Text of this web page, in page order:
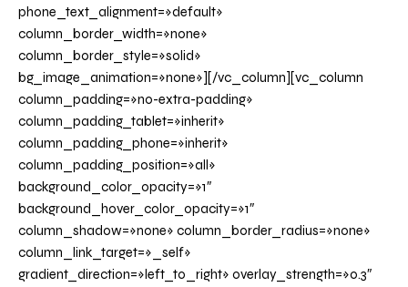
phone_text_alignment=»default»
column_border_width=»none»
column_border_style=»solid»
bg_image_animation=»none»][/vc_column][vc_column
column_padding=»no-extra-padding»
column_padding_tablet=»inherit»
column_padding_phone=»inherit»
column_padding_position=»all»
background_color_opacity=»1″
background_hover_color_opacity=»1″
column_shadow=»none» column_border_radius=»none»
column_link_target=»_self»
gradient_direction=»left_to_right» overlay_strength=»0.3″